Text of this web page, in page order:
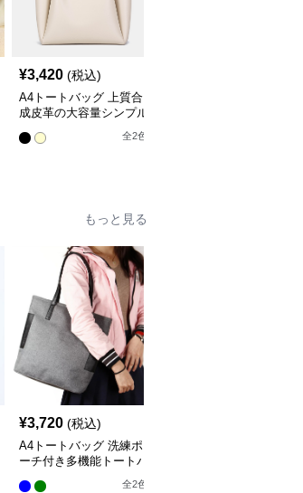
¥3,420 (税込)
A4トートバッグ 上質合
成皮革の大容量シンプル
全2色
もっと見る
¥3,720 (税込)
A4トートバッグ 洗練ポ
ーチ付き多機能トートバ
全2色